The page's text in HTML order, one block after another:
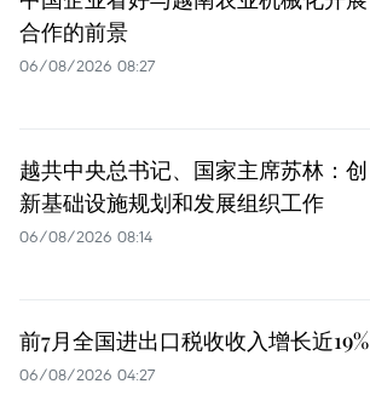
合作的前景
06/08/2026 08:27
越共中央总书记、国家主席苏林：创
新基础设施规划和发展组织工作
06/08/2026 08:14
前7月全国进出口税收收入增长近19%
06/08/2026 04:27